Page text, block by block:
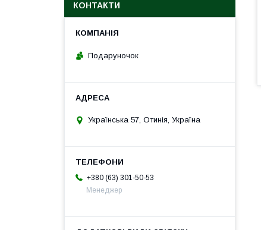
КОНТАКТИ
Подаруночок
Українська 57, Отинія, Україна
+380 (63) 301-50-53
Менеджер